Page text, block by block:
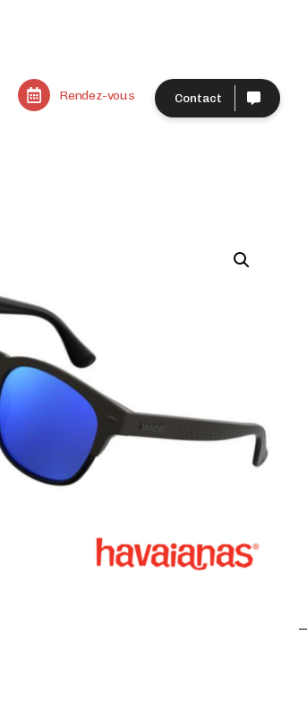
Rendez-vous Contact